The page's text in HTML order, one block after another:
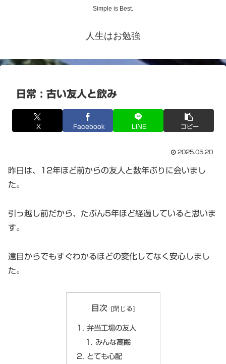
Simple is Best.
人生はお勉強
日常 : 古い友人と飲み
X Facebook LINE コピー
2025.05.20
昨日は、12年ほど前からの友人と数年ぶりに会いまし
た。
引っ越し前だから、たぶん5年ほど経過していると思いま
す。
遠目からでもすぐわかるほどの変化してなく安心しまし
た。
目次
弁当工場の友人
みんな高齢
とても心配